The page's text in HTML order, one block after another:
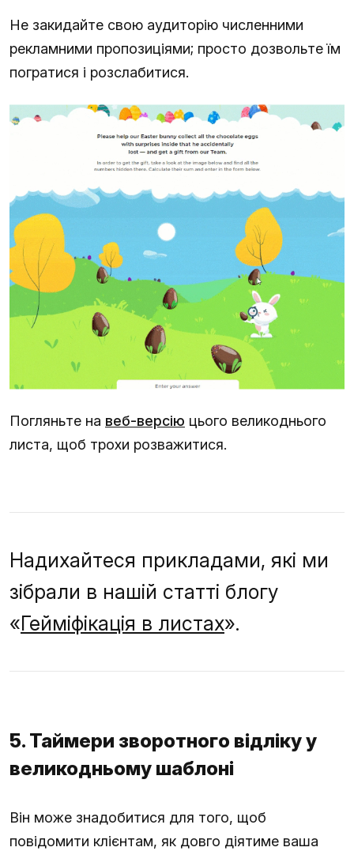
Не закидайте свою аудиторію численними
рекламними пропозиціями; просто дозвольте їм
погратися і розслабитися.
Погляньте на веб-версію цього великоднього
листа, щоб трохи розважитися.
Надихайтеся прикладами, які ми
зібрали в нашій статті блогу
«Гейміфікація в листах».
5. Таймери зворотного відліку у
великодньому шаблоні
Він може знадобитися для того, щоб
повідомити клієнтам, як довго діятиме ваша